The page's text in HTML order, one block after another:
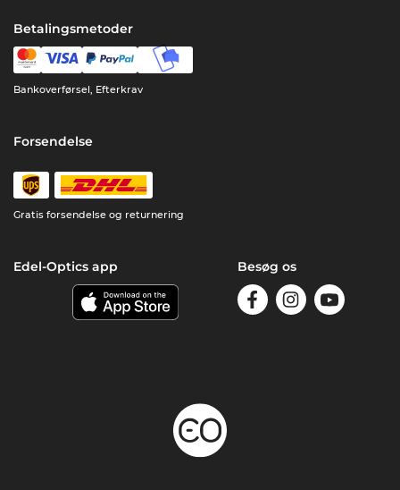
Betalingsmetoder
Bankoverførsel, Efterkrav
Forsendelse
Gratis forsendelse og returnering
Edel-Optics app Besøg os